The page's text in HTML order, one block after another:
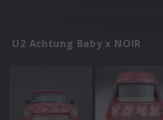
U2 Achtung Baby x NOIR